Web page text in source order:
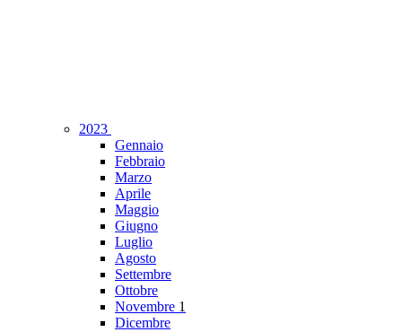
2023
Gennaio
Febbraio
Marzo
Aprile
Maggio
Giugno
Luglio
Agosto
Settembre
Ottobre
Novembre 1
Dicembre